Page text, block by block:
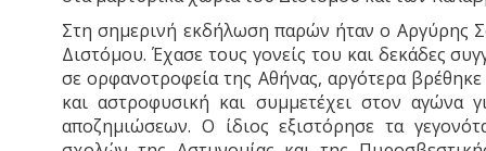
Στη σημερινή εκδήλωση παρών ήταν ο Αργύρης
Διστόμου. Έχασε τους γονείς του και δεκάδες
σε ορφανοτροφεία της Αθήνας, αργότερα
και αστροφυσική και συμμετέχει στον αγώνα
αποζημιώσεων. Ο ίδιος εξιστόρησε τα